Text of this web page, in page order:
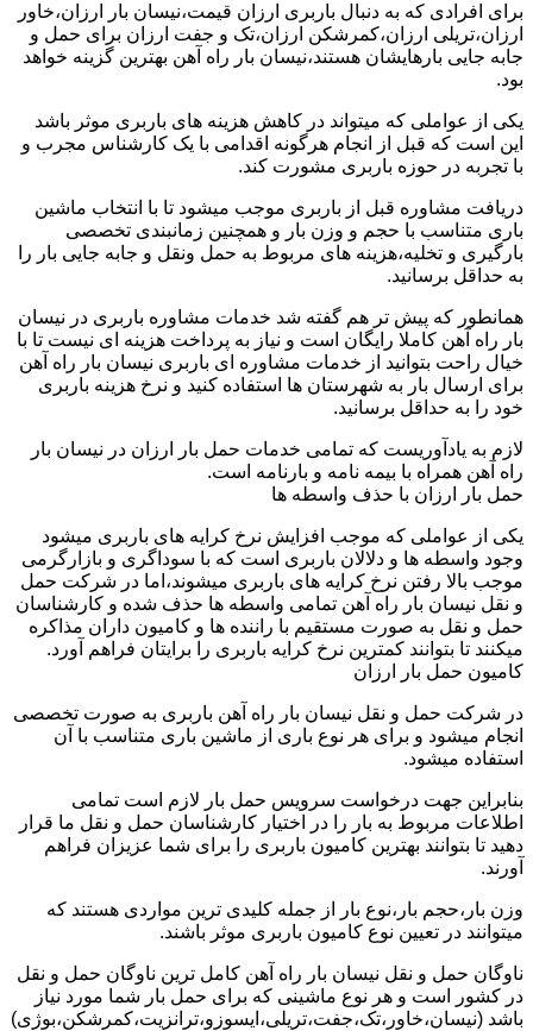
برای افرادی که به دنبال باربری ارزان قیمت،نیسان بار ارزان،خاور
ارزان،تریلی ارزان،کمرشکن ارزان،تک و جفت ارزان برای حمل و
جابه جایی بارهایشان هستند،نیسان بار راه آهن بهترین گزینه خواهد
بود.
یکی از عواملی که میتواند در کاهش هزینه های باربری موثر باشد
این است که قبل از انجام هرگونه اقدامی با یک کارشناس مجرب و
با تجربه در حوزه باربری مشورت کند.
دریافت مشاوره قبل از باربری موجب میشود تا با انتخاب ماشین
باری متناسب با حجم و وزن بار و همچنین زمانبندی تخصصی
بارگیری و تخلیه،هزینه های مربوط به حمل ونقل و جابه جایی بار را
به حداقل برسانید.
همانطور که پیش تر هم گفته شد خدمات مشاوره باربری در نیسان
بار راه آهن کاملا رایگان است و نیاز به پرداخت هزینه ای نیست تا با
خیال راحت بتوانید از خدمات مشاوره ای باربری نیسان بار راه آهن
برای ارسال بار به شهرستان ها استفاده کنید و نرخ هزینه باربری
خود را به حداقل برسانید.
لازم به یادآوریست که تمامی خدمات حمل بار ارزان در نیسان بار
راه آهن همراه با بیمه نامه و بارنامه است.
حمل بار ارزان با حذف واسطه ها
یکی از عواملی که موجب افزایش نرخ کرایه های باربری میشود
وجود واسطه ها و دلالان باربری است که با سوداگری و بازارگرمی
موجب بالا رفتن نرخ کرایه های باربری میشوند،اما در شرکت حمل
و نقل نیسان بار راه آهن تمامی واسطه ها حذف شده و کارشناسان
حمل و نقل به صورت مستقیم با راننده ها و کامیون داران مذاکره
میکنند تا بتوانند کمترین نرخ کرایه باربری را برایتان فراهم آورد.
کامیون حمل بار ارزان
در شرکت حمل و نقل نیسان بار راه آهن باربری به صورت تخصصی
انجام میشود و برای هر نوع باری از ماشین باری متناسب با آن
استفاده میشود.
بنابراین جهت درخواست سرویس حمل بار لازم است تمامی
اطلاعات مربوط به بار را در اختیار کارشناسان حمل و نقل ما قرار
دهید تا بتوانند بهترین کامیون باربری را برای شما عزیزان فراهم
آورند.
وزن بار،حجم بار،نوع بار از جمله کلیدی ترین مواردی هستند که
میتوانند در تعیین نوع کامیون باربری موثر باشند.
ناوگان حمل و نقل نیسان بار راه آهن کامل ترین ناوگان حمل و نقل
در کشور است و هر نوع ماشینی که برای حمل بار شما مورد نیاز
باشد (نیسان،خاور،تک،جفت،تریلی،ایسوزو،ترانزیت،کمرشکن،بوژی)